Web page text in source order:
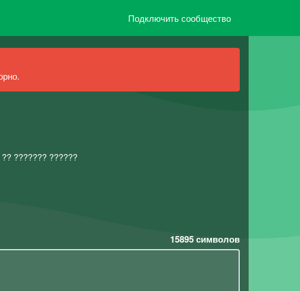
Подключить сообщество
??????? ??????
15895символов